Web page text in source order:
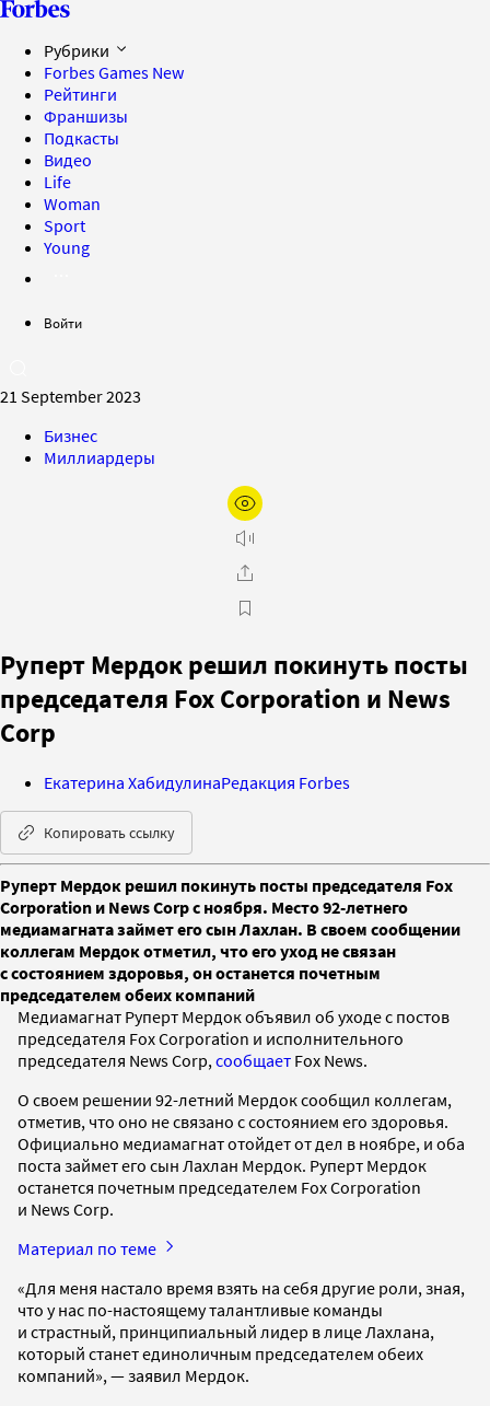
Рубрики
Forbes Games New
Рейтинги
Франшизы
Подкасты
Видео
Life
Woman
Sport
Young
Войти
21 September 2023
Бизнес
Миллиардеры
Руперт Мердок решил покинуть посты
председателя Fox Corporation и News
Corp
Екатерина ХабидулинаРедакция Forbes
Копировать ссылку
Руперт Мердок решил покинуть посты председателя Fox
Corporation и News Corp с ноября. Место 92-летнего
медиамагната займет его сын Лахлан. В своем сообщении
коллегам Мердок отметил, что его уход не связан
с состоянием здоровья, он останется почетным
председателем обеих компаний
Медиамагнат Руперт Мердок объявил об уходе с постов
председателя Fox Corporation и исполнительного
председателя News Corp, сообщает Fox News.
О своем решении 92-летний Мердок сообщил коллегам,
отметив, что оно не связано с состоянием его здоровья.
Официально медиамагнат отойдет от дел в ноябре, и оба
поста займет его сын Лахлан Мердок. Руперт Мердок
останется почетным председателем Fox Corporation
и News Corp.
Материал по теме
«Для меня настало время взять на себя другие роли, зная,
что у нас по-настоящему талантливые команды
и страстный, принципиальный лидер в лице Лахлана,
который станет единоличным председателем обеих
компаний», — заявил Мердок.